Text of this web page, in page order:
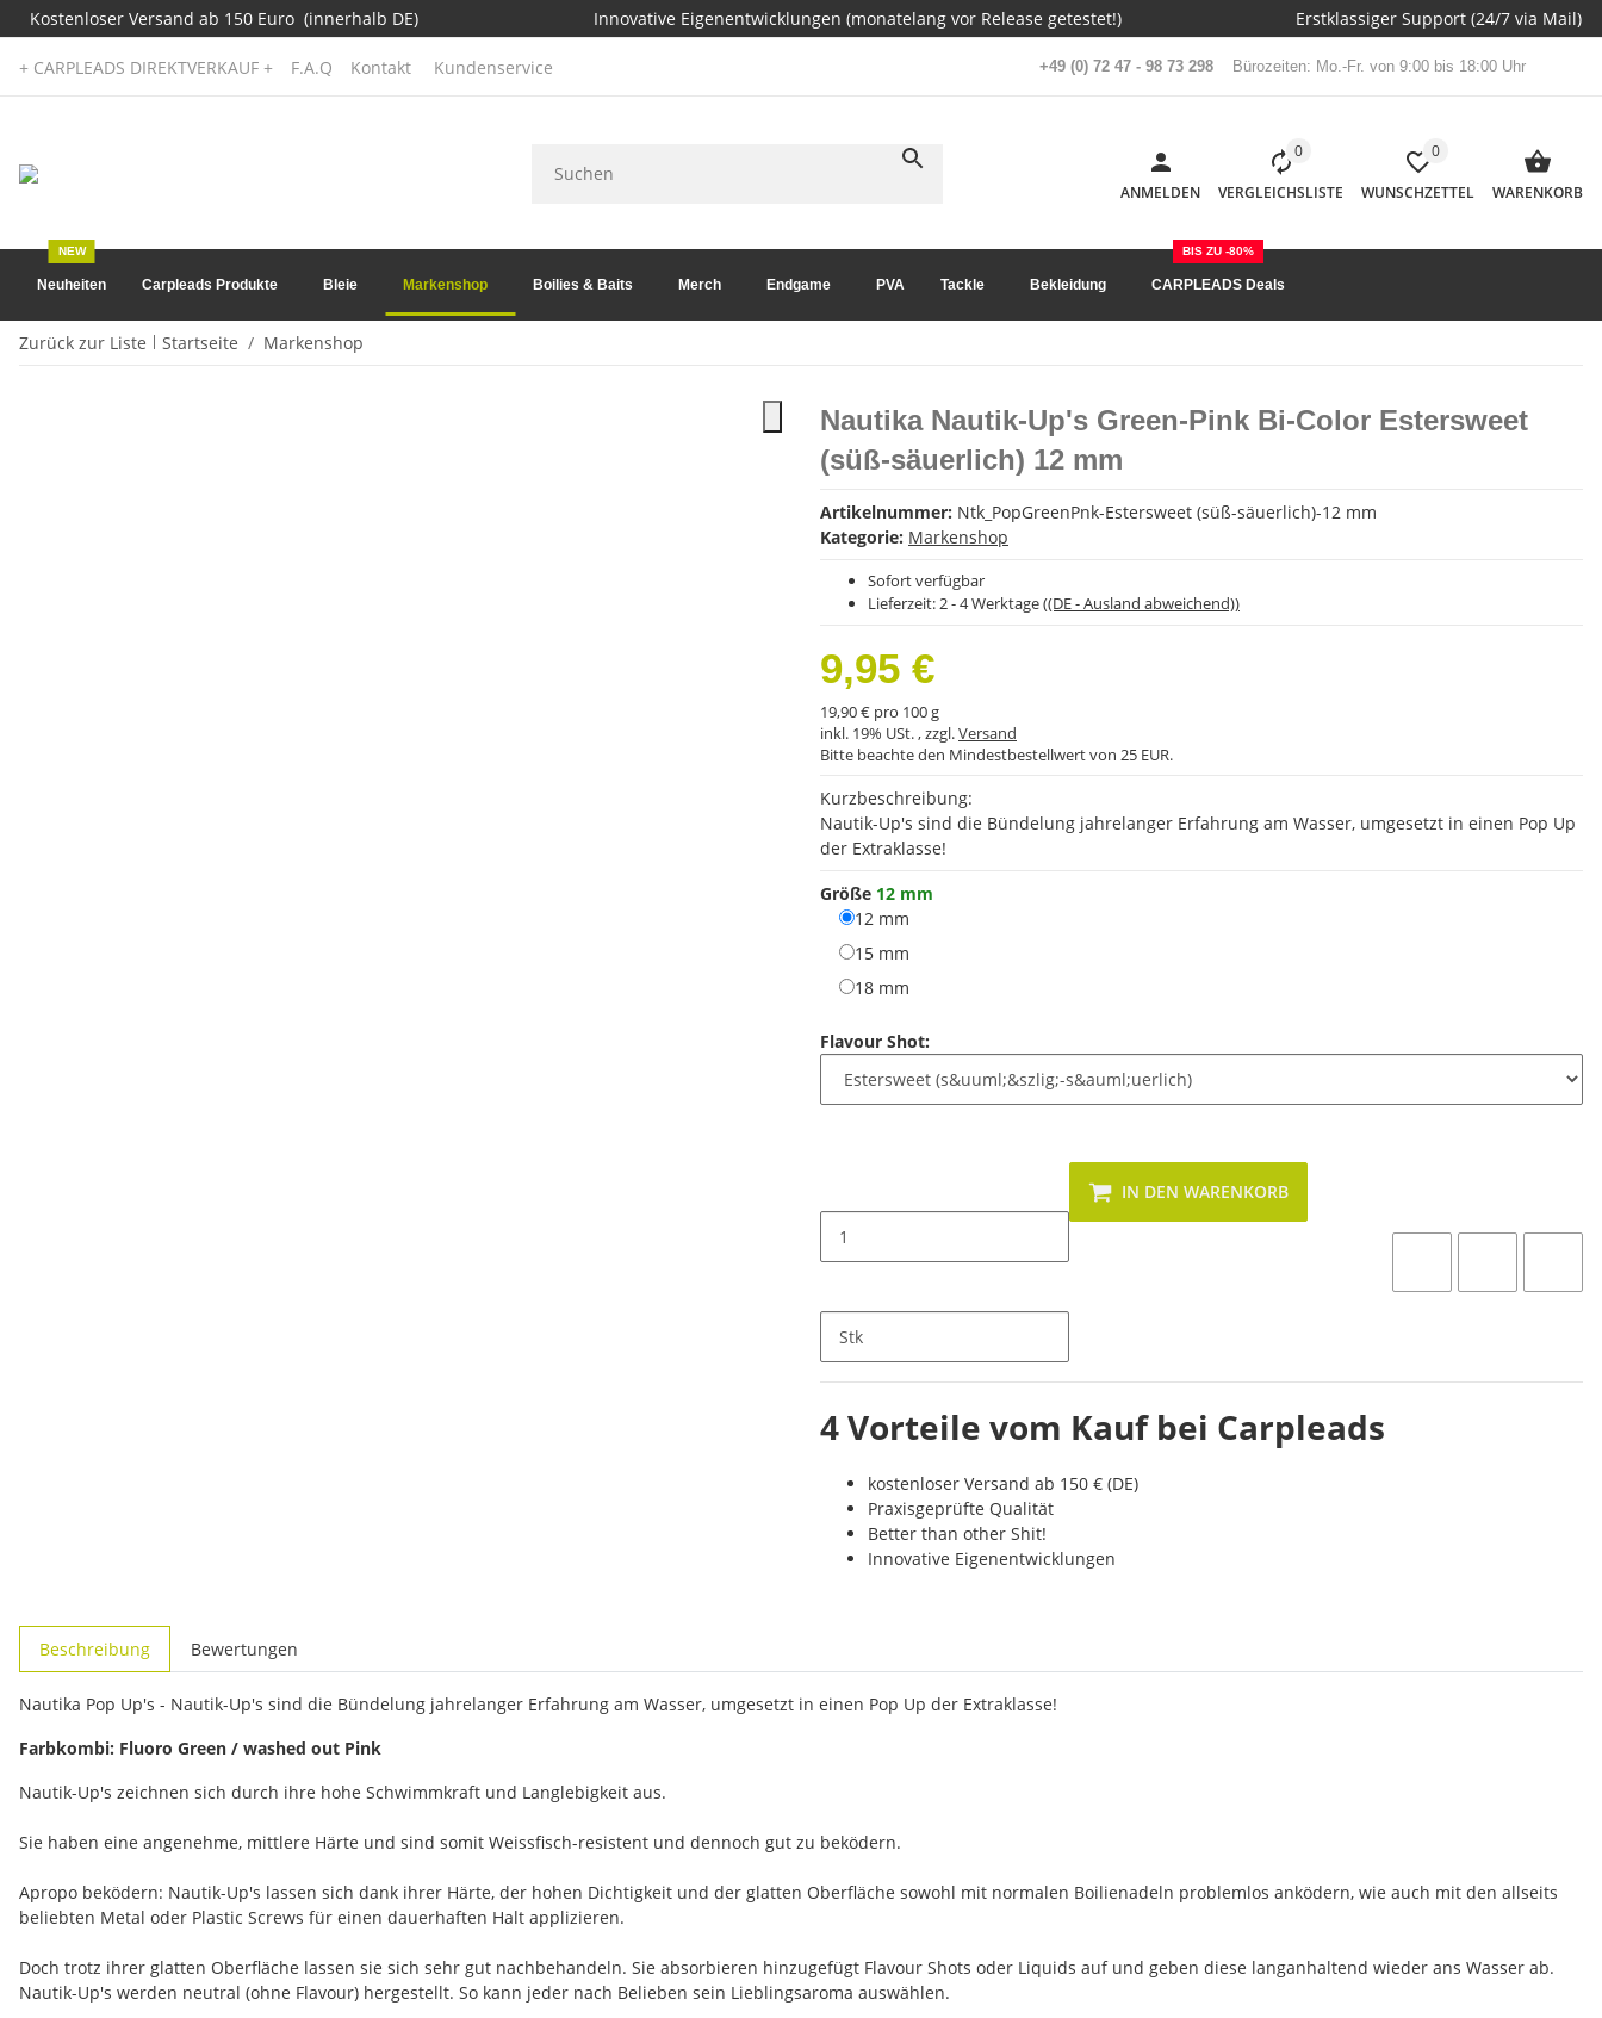
Kostenloser Versand ab 150 Euro (innerhalb DE) Innovative Eigenentwicklungen (monatelang vor Release getestet!) Erstklassiger Support (24/7 via Mail)
+ CARPLEADS DIREKTVERKAUF + F.A.Q Kontakt Kundenservice +49 (0) 72 47 - 98 73 298 Bürozeiten: Mo.-Fr. von 9:00 bis 18:00 Uhr
ANMELDEN
0
VERGLEICHSLISTE
0
WUNSCHZETTEL WARENKORB
Neuheiten
NEW
Carpleads Produkte Bleie Markenshop Boilies & Baits Merch Endgame PVA Tackle Bekleidung CARPLEADS Deals
BIS ZU -80%
Zurück zur Liste Startseite Markenshop
Nautika Nautik-Up's Green-Pink Bi-Color Estersweet
(süß-säuerlich) 12 mm
Artikelnummer: Ntk_PopGreenPnk-Estersweet (süß-säuerlich)-12 mm
Kategorie: Markenshop
Sofort verfügbar
Lieferzeit: 2 - 4 Werktage((DE - Ausland abweichend))
9,95 €
19,90 € pro 100 g
inkl. 19% USt. , zzgl.Versand
Bitte beachte den Mindestbestellwert von 25 EUR.
Kurzbeschreibung:
Nautik-Up's sind die Bündelung jahrelanger Erfahrung am Wasser, umgesetzt in einen Pop Up
der Extraklasse!
Größe 12 mm
12 mm
15 mm
18 mm
Flavour Shot:
Stk
IN DEN WARENKORB
4 Vorteile vom Kauf bei Carpleads
kostenloser Versand ab 150 € (DE)
Praxisgeprüfte Qualität
Better than other Shit!
Innovative Eigenentwicklungen
Beschreibung Bewertungen
Nautika Pop Up's - Nautik-Up's sind die Bündelung jahrelanger Erfahrung am Wasser, umgesetzt in einen Pop Up der Extraklasse!
Farbkombi: Fluoro Green / washed out Pink
Nautik-Up's zeichnen sich durch ihre hohe Schwimmkraft und Langlebigkeit aus.
Sie haben eine angenehme, mittlere Härte und sind somit Weissfisch-resistent und dennoch gut zu beködern.
Apropo beködern: Nautik-Up's lassen sich dank ihrer Härte, der hohen Dichtigkeit und der glatten Oberfläche sowohl mit normalen Boilienadeln problemlos anködern, wie auch mit den allseits
beliebten Metal oder Plastic Screws für einen dauerhaften Halt applizieren.
Doch trotz ihrer glatten Oberfläche lassen sie sich sehr gut nachbehandeln. Sie absorbieren hinzugefügt Flavour Shots oder Liquids auf und geben diese langanhaltend wieder ans Wasser ab.
Nautik-Up's werden neutral (ohne Flavour) hergestellt. So kann jeder nach Belieben sein Lieblingsaroma auswählen.